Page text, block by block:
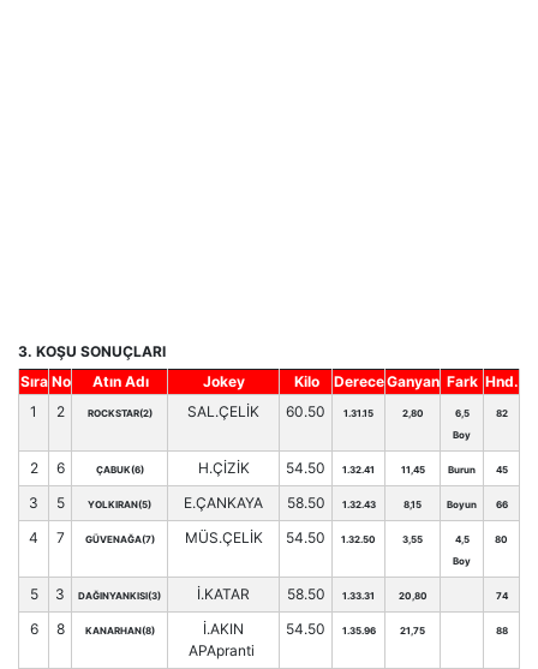
3. KOŞU SONUÇLARI
Sıra No Atın Adı Jokey Kilo DereceGanyan Fark Hnd.
1
2 ROCKSTAR(2) SAL.ÇELİK 60.50 1.31.15 2,80
6,5
Boy
82
2 6 ÇABUK(6) H.ÇİZİK 54.50 1.32.41 11,45 Burun 45
3 5 YOLKIRAN(5) E.ÇANKAYA 58.50 1.32.43 8,15 Boyun 66
4 7 GÜVENAĞA(7) MÜS.ÇELİK 54.50 1.32.50 3,55
4,5
Boy
80
5 3 DAĞINYANKISI(3) İ.KATAR 58.50 1.33.31 20,80 74
6 8 KANARHAN(8)
İ.AKIN
APApranti
54.50 1.35.96 21,75 88